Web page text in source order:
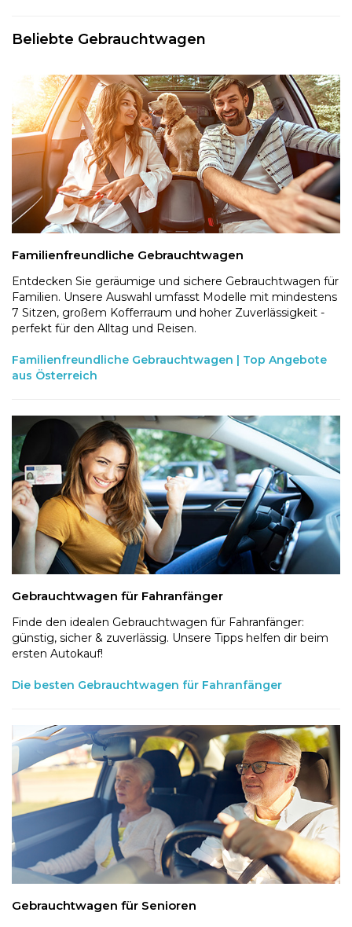
Beliebte Gebrauchtwagen
Familienfreundliche Gebrauchtwagen
Entdecken Sie geräumige und sichere Gebrauchtwagen für
Familien. Unsere Auswahl umfasst Modelle mit mindestens
7 Sitzen, großem Kofferraum und hoher Zuverlässigkeit -
perfekt für den Alltag und Reisen.
Familienfreundliche Gebrauchtwagen | Top Angebote
aus Österreich
Gebrauchtwagen für Fahranfänger
Finde den idealen Gebrauchtwagen für Fahranfänger:
günstig, sicher & zuverlässig. Unsere Tipps helfen dir beim
ersten Autokauf!
Die besten Gebrauchtwagen für Fahranfänger
Gebrauchtwagen für Senioren